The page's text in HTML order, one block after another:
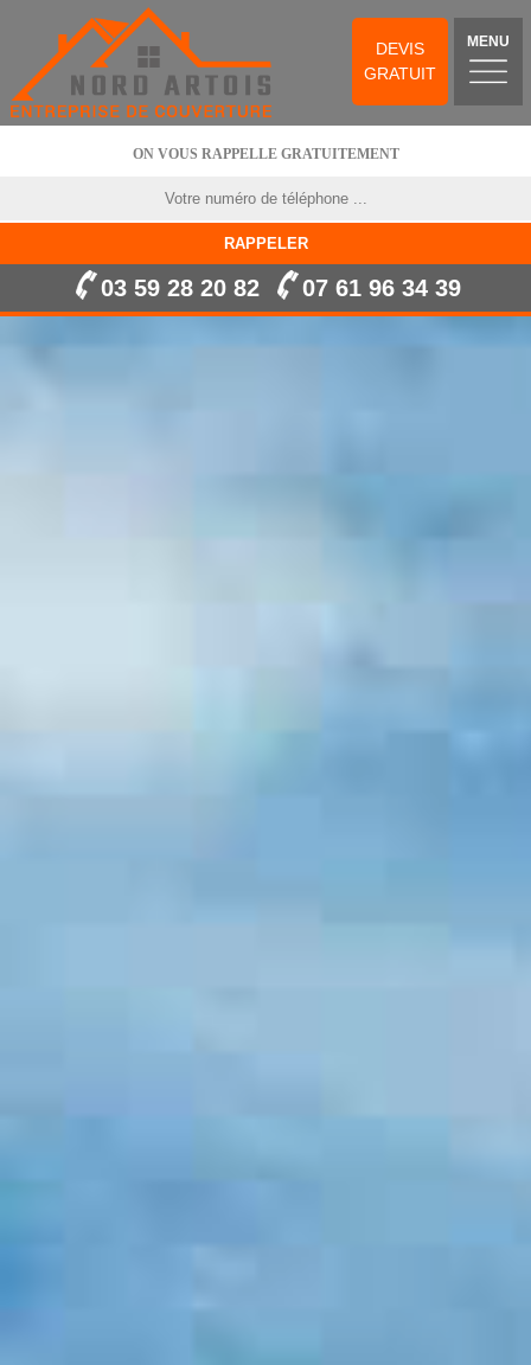
DEVIS
GRATUIT
MENU
ON VOUS RAPPELLE GRATUITEMENT
03 59 28 20 82 07 61 96 34 39